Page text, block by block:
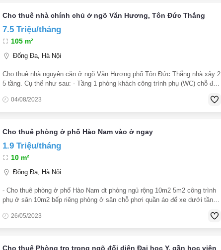
Cho thuê nhà chính chủ ở ngõ Văn Hương, Tôn Đức Thắng
7.5 Triệu/tháng
105 m²
Đống Đa, Hà Nội
Cho thuê nhà nguyên căn ở ngõ Văn Hương phố Tôn Đức Thắng nhà xây 2
5 tầng. Cụ thể như sau: - Tầng 1 phòng khách công trình phụ (WC) chỗ để
04/08/2023
Cho thuê phòng ở phố Hào Nam vào ở ngay
1.9 Triệu/tháng
10 m²
Đống Đa, Hà Nội
- Cho thuê phòng ở phố Hào Nam dt phòng ngủ rộng 10m2 5m2 công trình
phụ ở sân 10m2 bếp riêng phòng ở sân chỗ phơi quần áo để xe dưới tầng
26/05/2023
Cho thuê Phòng trọ trong ngõ đối diện Đại học Y, gần học viện